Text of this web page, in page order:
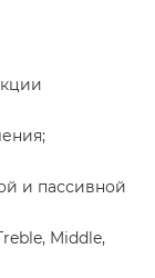
и пассивной
Middle,